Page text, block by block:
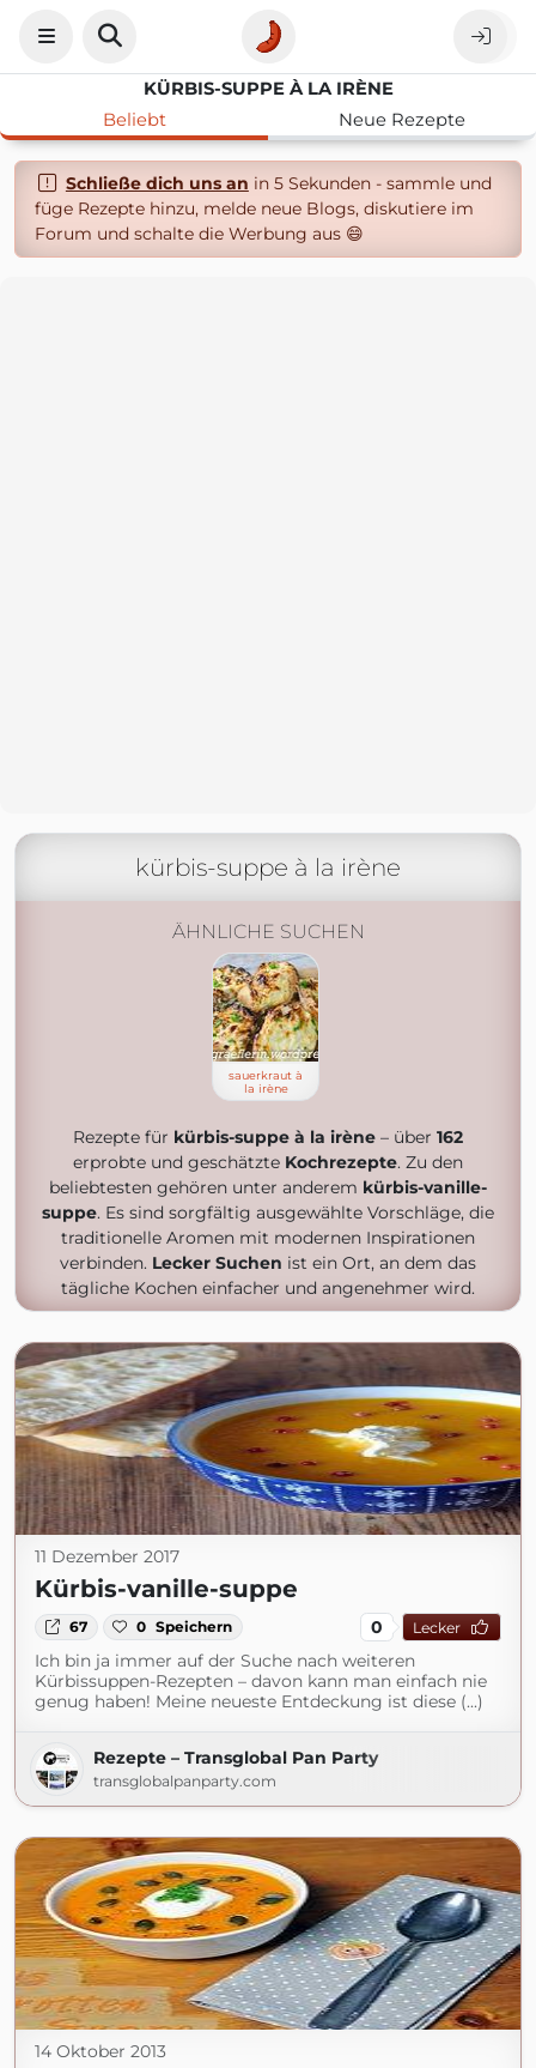
KÜRBIS-SUPPE À LA IRÈNE
Beliebt
Neue Rezepte
Schließe dich uns an in 5 Sekunden - sammle und
füge Rezepte hinzu, melde neue Blogs, diskutiere im
Forum und schalte die Werbung aus 😄
kürbis-suppe à la irène
ÄHNLICHE SUCHEN
sauerkraut à
la irène
Rezepte für kürbis-suppe à la irène – über 162
erprobte und geschätzte Kochrezepte. Zu den
beliebtesten gehören unter anderem kürbis-vanille-
suppe. Es sind sorgfältig ausgewählte Vorschläge, die
traditionelle Aromen mit modernen Inspirationen
verbinden. Lecker Suchen ist ein Ort, an dem das
tägliche Kochen einfacher und angenehmer wird.
11 Dezember 2017
Kürbis-vanille-suppe
67 0 Speichern 0 Lecker
Ich bin ja immer auf der Suche nach weiteren
Kürbissuppen-Rezepten – davon kann man einfach nie
genug haben! Meine neueste Entdeckung ist diese (...)
Rezepte – Transglobal Pan Party
transglobalpanparty.com
14 Oktober 2013